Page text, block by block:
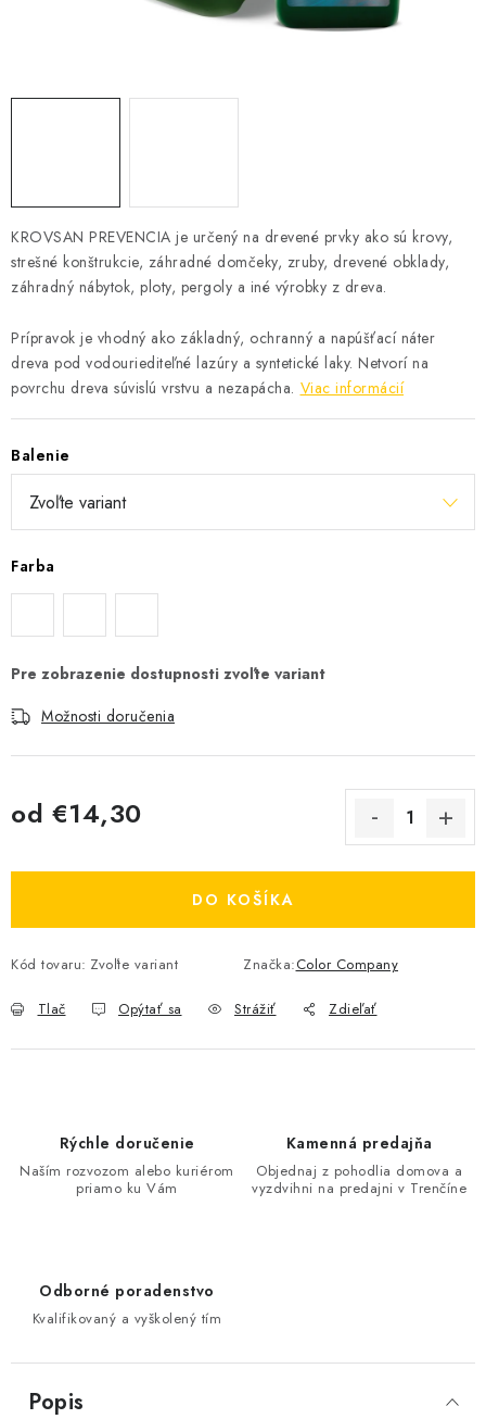
Moja objednávka
Vrátenie a odstúpenie od zmluvy
Formulár na reklamáciu tovaru
KROVSAN PREVENCIA je určený na drevené prvky ako sú krovy,
strešné konštrukcie, záhradné domčeky, zruby, drevené obklady,
záhradný nábytok, ploty, pergoly a iné výrobky z dreva.
Prípravok je vhodný ako základný, ochranný a napúšťací náter
dreva pod vodouriediteľné lazúry a syntetické laky. Netvorí na
povrchu dreva súvislú vrstvu a nezapácha. Viac informácií
Balenie
Farba
Možnosti doručenia
od €14,30
DO KOŠÍKA
Kód tovaru: Zvoľte variant Značka:Color Company
Tlač Opýtať sa Strážiť Zdieľať
Rýchle doručenie
Naším rozvozom alebo kuriérom
priamo ku Vám
Kamenná predajňa
Objednaj z pohodlia domova a
vyzdvihni na predajni v Trenčíne
Odborné poradenstvo
Kvalifikovaný a vyškolený tím
Popis